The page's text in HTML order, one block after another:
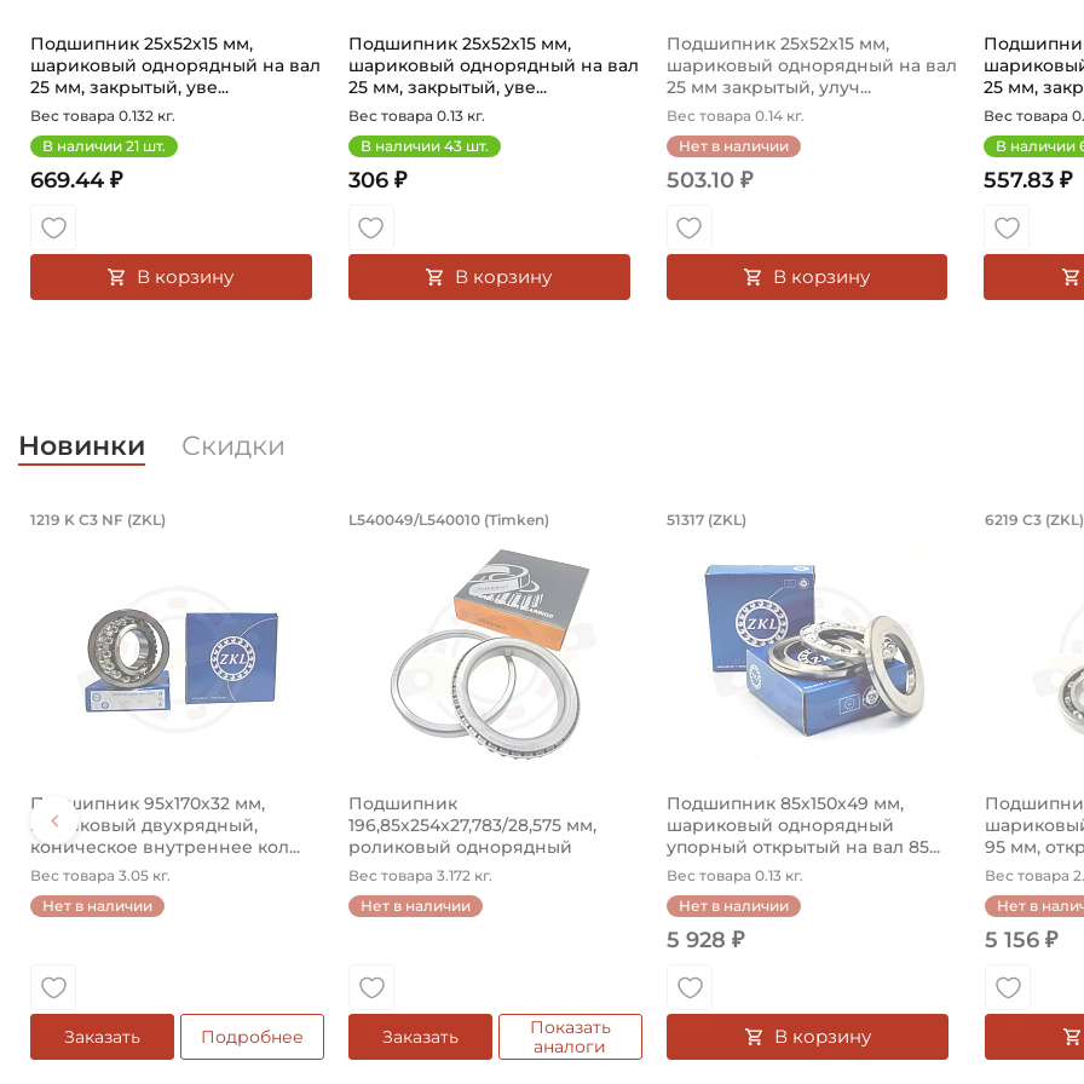
Подшипник 25х52х15 мм,
шариковый однорядный на вал
25 мм, закрытый, уве...
Вес товара 0.132 кг.
В наличии 21 шт.
669.44 ₽
В корзину
Подшипник 25х52х15 мм,
шариковый однорядный на вал
25 мм, закрытый, уве...
Вес товара 0.13 кг.
В наличии 43шт.
306 ₽
В корзину
Подшипник 25х52х15 мм,
шариковый однорядный на вал
25 мм закрытый, улуч...
Вес товара 0.14 кг.
Нет в наличии
503.10 ₽
В корзину
25 мм,
Вес товара
В наличии
557.83 ₽
Новинки Скидки
Подшипник 95х170х32 мм, шариковый двухрядный, коническое
1219 K C3 NF (ZKL)
Подшипник 95х170х32 мм,
шариковый двухрядный,
коническое внутреннее кол...
Вес товара 3.05 кг.
Нет в наличии
Заказать Подробнее
Подшипник 196,85х254х27,783/28,575 мм,
L540049/L540010 (Timken)
Подшипник
196,85х254х27,783/28,575 мм,
роликовый однорядный
конический ...
Вес товара 3.172 кг.
Нет в наличии
Заказать
Показать
аналоги
Подшипник 85х150х49 мм,
51317 (ZKL)
Подшипник 85х150х49 мм,
шариковый однорядный
упорный открытый на вал 85...
Вес товара 0.13 кг.
Нет в наличии
5 928 ₽
В корзину
6219 C3 (ZKL)
95 мм,
Вес товара
Нет в
5 156 ₽